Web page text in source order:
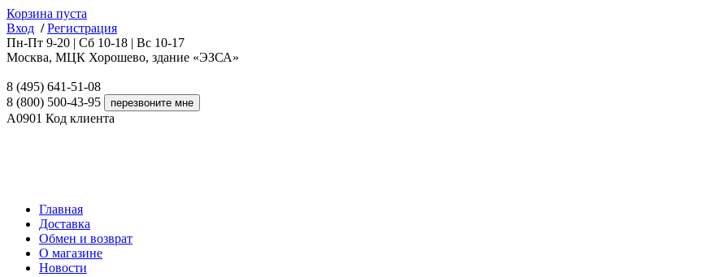
Корзина пуста
Вход / Регистрация
Пн-Пт 9-20 | Сб 10-18 | Вс 10-17
Москва, МЦК Хорошево, здание «ЭЗСА»
8 (495) 641-51-08
8 (800) 500-43-95
A0901 Код клиента
Главная
Доставка
Обмен и возврат
О магазине
Новости